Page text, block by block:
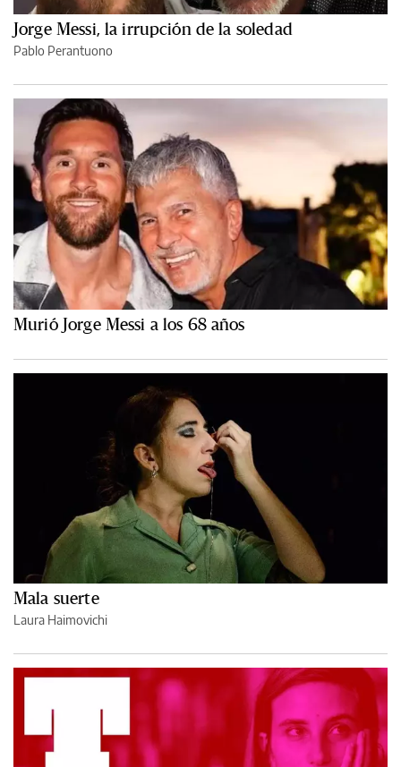
Jorge Messi, la irrupción de la soledad
Pablo Perantuono
Murió Jorge Messi a los 68 años
Mala suerte
Laura Haimovichi